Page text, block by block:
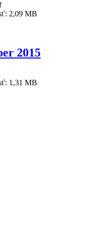
2,09 MB
2015
1,31 MB